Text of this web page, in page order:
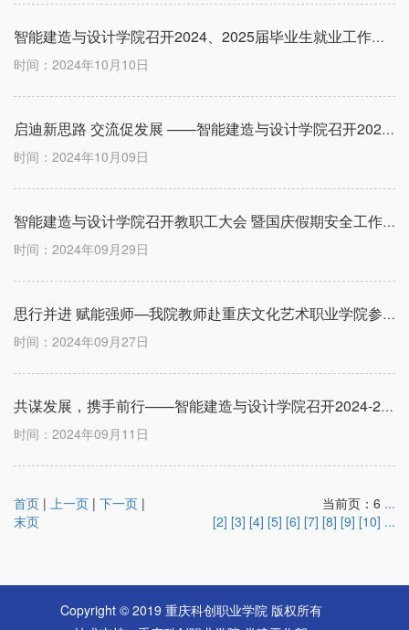
智能建造与设计学院召开2024、2025届毕业生就业工作推进会
时间：2024年10月10日
启迪新思路 交流促发展 ——智能建造与设计学院召开2024年暑期教师培训分享交流会
时间：2024年10月09日
智能建造与设计学院召开教职工大会 暨国庆假期安全工作会
时间：2024年09月29日
思行并进 赋能强师—我院教师赴重庆文化艺术职业学院参加课程思政培训活动
时间：2024年09月27日
共谋发展，携手前行——智能建造与设计学院召开2024-2025学年度秋期教职工大会
时间：2024年09月11日
首页 | 上一页 | 下一页 |
末页
当前页：6 ...
[2] [3] [4] [5] [6] [7] [8] [9] [10] ...
Copyright © 2019 重庆科创职业学院 版权所有